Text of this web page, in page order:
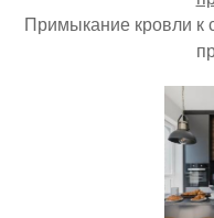
Примыкание кровли к